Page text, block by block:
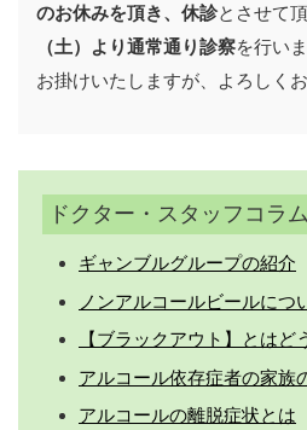
のお休みを頂き、休診とさせて
（土）より通常通り診察を行い
お掛けいたしますが、よろしく
ドクター・スタッフコラム
ギャンブルグループの紹介
ノンアルコールビールにつ
【ブラックアウト】とはど
アルコール依存症者の家族
アルコールの離脱症状とは